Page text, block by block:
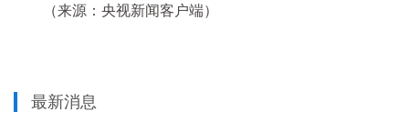
（来源：央视新闻客户端）
最新消息